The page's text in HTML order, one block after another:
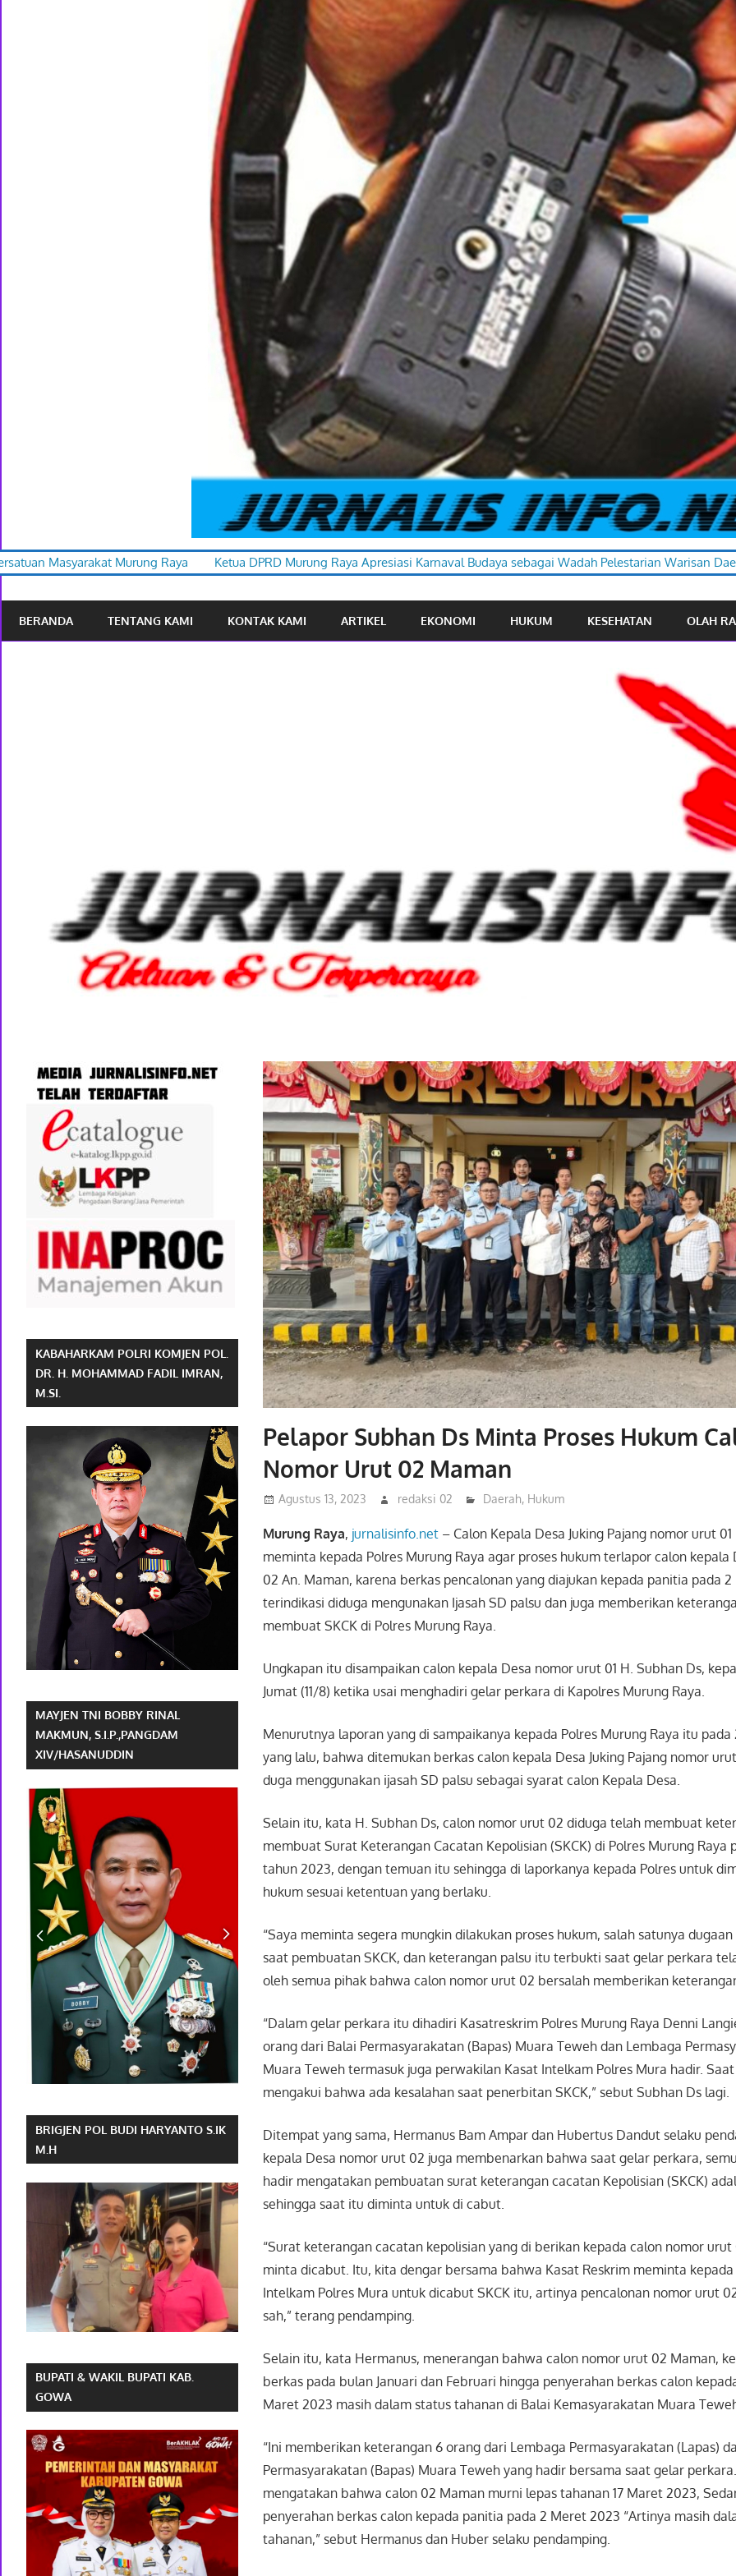
Raya Ketua DPRD Murung Raya Apresiasi Karnaval Budaya sebagai Wadah Pelestarian Warisan Daerah
BERANDA TENTANG KAMI KONTAK KAMI ARTIKEL EKONOMI HUKUM KESEHATAN OLAH
Pelapor Subhan Ds Minta Proses Hukum
Nomor Urut 02 Maman
Agustus 13, 2023 redaksi 02 Daerah, Hukum
Murung Raya, jurnalisinfo.net – Calon Kepala Desa Juking Pajang nomor urut
meminta kepada Polres Murung Raya agar proses hukum terlapor calon kepala
02 An. Maman, karena berkas pencalonan yang diajukan kepada panitia pada
terindikasi diduga mengunakan Ijasah SD palsu dan juga memberikan
membuat SKCK di Polres Murung Raya.
Ungkapan itu disampaikan calon kepala Desa nomor urut 01 H. Subhan Ds,
Jumat (11/8) ketika usai menghadiri gelar perkara di Kapolres Murung Raya.
Menurutnya laporan yang di sampaikanya kepada Polres Murung Raya itu
yang lalu, bahwa ditemukan berkas calon kepala Desa Juking Pajang nomor
duga menggunakan ijasah SD palsu sebagai syarat calon Kepala Desa.
Selain itu, kata H. Subhan Ds, calon nomor urut 02 diduga telah membuat
membuat Surat Keterangan Cacatan Kepolisian (SKCK) di Polres Murung Raya
tahun 2023, dengan temuan itu sehingga di laporkanya kepada Polres untuk
hukum sesuai ketentuan yang berlaku.
“Saya meminta segera mungkin dilakukan proses hukum, salah satunya
saat pembuatan SKCK, dan keterangan palsu itu terbukti saat gelar perkara
oleh semua pihak bahwa calon nomor urut 02 bersalah memberikan
“Dalam gelar perkara itu dihadiri Kasatreskrim Polres Murung Raya Denni
orang dari Balai Permasyarakatan (Bapas) Muara Teweh dan Lembaga
Muara Teweh termasuk juga perwakilan Kasat Intelkam Polres Mura hadir.
mengakui bahwa ada kesalahan saat penerbitan SKCK,” sebut Subhan Ds lagi.
Ditempat yang sama, Hermanus Bam Ampar dan Hubertus Dandut selaku
kepala Desa nomor urut 02 juga membenarkan bahwa saat gelar perkara,
hadir mengatakan pembuatan surat keterangan cacatan Kepolisian (SKCK)
sehingga saat itu diminta untuk di cabut.
“Surat keterangan cacatan kepolisian yang di berikan kepada calon nomor
minta dicabut. Itu, kita dengar bersama bahwa Kasat Reskrim meminta
Intelkam Polres Mura untuk dicabut SKCK itu, artinya pencalonan nomor urut
sah,” terang pendamping.
Selain itu, kata Hermanus, menerangan bahwa calon nomor urut 02 Maman,
berkas pada bulan Januari dan Februari hingga penyerahan berkas calon
Maret 2023 masih dalam status tahanan di Balai Kemasyarakatan Muara
“Ini memberikan keterangan 6 orang dari Lembaga Permasyarakatan (Lapas)
Permasyarakatan (Bapas) Muara Teweh yang hadir bersama saat gelar
mengatakan bahwa calon 02 Maman murni lepas tahanan 17 Maret 2023,
penyerahan berkas calon kepada panitia pada 2 Meret 2023 “Artinya masih
tahanan,” sebut Hermanus dan Huber selaku pendamping.
KABAHARKAM POLRI KOMJEN POL.
DR. H. MOHAMMAD FADIL IMRAN,
M.SI.
MAYJEN TNI BOBBY RINAL
MAKMUN, S.I.P.,PANGDAM
XIV/HASANUDDIN
BRIGJEN POL BUDI HARYANTO S.IK
M.H
BUPATI & WAKIL BUPATI KAB.
GOWA